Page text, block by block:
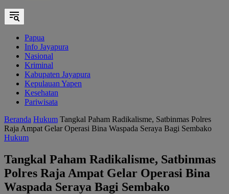
Papua
Info Jayapura
Nasional
Kriminal
Kabupaten Jayapura
Kepulauan Yapen
Kesehatan
Pariwisata
Beranda Hukum Tangkal Paham Radikalisme, Satbinmas Polres
Raja Ampat Gelar Operasi Bina Waspada Seraya Bagi Sembako
Hukum
Tangkal Paham Radikalisme, Satbinmas
Polres Raja Ampat Gelar Operasi Bina
Waspada Seraya Bagi Sembako